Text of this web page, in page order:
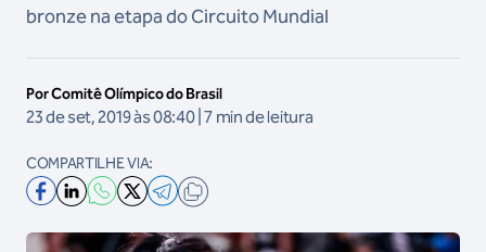
bronze na etapa do Circuito Mundial
Por Comitê Olímpico do Brasil
23 de set, 2019 às 08:40 | 7 min de leitura
COMPARTILHE VIA: